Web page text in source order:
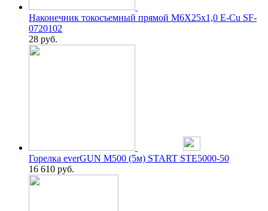
Наконечник токосъемный прямой M6X25х1,0 E-Cu SF-
0720102
28 руб.
Горелка everGUN M500 (5м) START STE5000-50
16 610 руб.